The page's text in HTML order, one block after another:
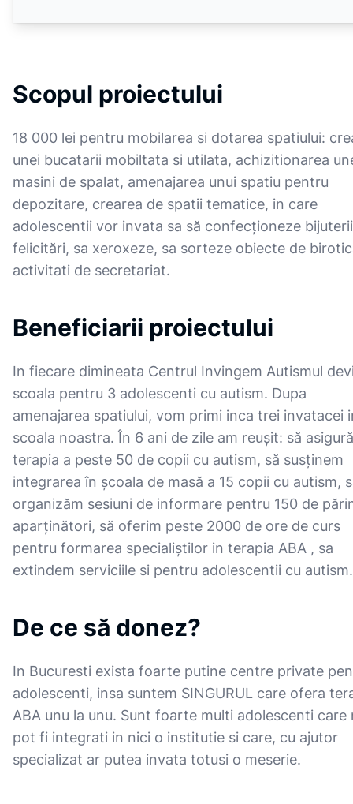
Scopul proiectului
18 000 lei pentru mobilarea si dotarea spatiului:
unei bucatarii mobiltata si utilata, achizitionarea
masini de spalat, amenajarea unui spatiu pentru
depozitare, crearea de spatii tematice, in care
adolescentii vor invata sa să confecționeze
felicitări, sa xeroxeze, sa sorteze obiecte de
activitati de secretariat.
Beneficiarii proiectului
In fiecare dimineata Centrul Invingem Autismul
scoala pentru 3 adolescenti cu autism. Dupa
amenajarea spatiului, vom primi inca trei invatacei
scoala noastra. În 6 ani de zile am reușit: să
terapia a peste 50 de copii cu autism, să susținem
integrarea în școala de masă a 15 copii cu autism,
organizăm sesiuni de informare pentru 150 de
aparținători, să oferim peste 2000 de ore de curs
pentru formarea specialiștilor in terapia ABA , sa
extindem serviciile si pentru adolescentii cu autism.
De ce să donez?
In Bucuresti exista foarte putine centre private
adolescenti, insa suntem SINGURUL care ofera
ABA unu la unu. Sunt foarte multi adolescenti care
pot fi integrati in nici o institutie si care, cu ajutor
specializat ar putea invata totusi o meserie.